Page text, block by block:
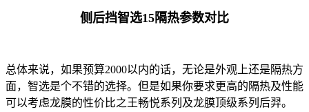
侧后挡智选15隔热参数对比
总体来说，如果预算2000以内的话，无论是外观上还是隔热方
面，智选是个不错的选择。但是如果你要求更高的隔热及性能
可以考虑龙膜的性价比之王畅悦系列及龙膜顶级系列后羿。